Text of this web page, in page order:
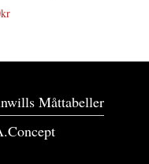
kr
Måttabeller